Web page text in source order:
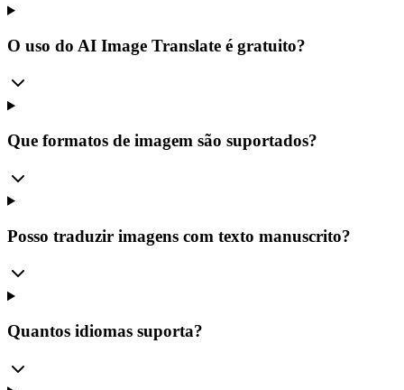
O uso do AI Image Translate é gratuito?
Que formatos de imagem são suportados?
Posso traduzir imagens com texto manuscrito?
Quantos idiomas suporta?